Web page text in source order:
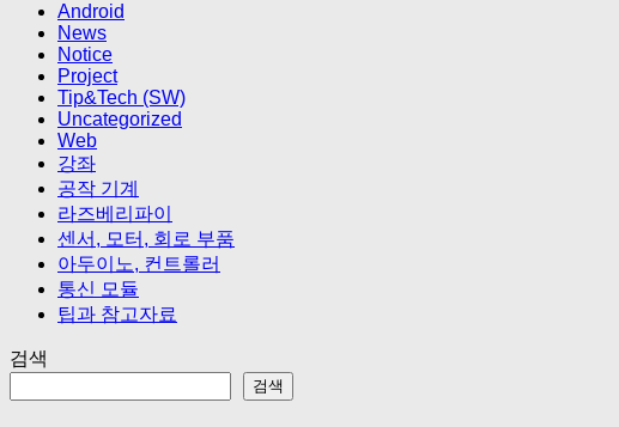
Android
News
Notice
Project
Tip&Tech (SW)
Uncategorized
Web
강좌
공작 기계
라즈베리파이
센서, 모터, 회로 부품
아두이노, 컨트롤러
통신 모듈
팁과 참고자료
검색
검색